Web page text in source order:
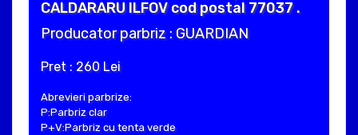
CALDARARU ILFOV cod postal 77037 .
Producator parbriz : GUARDIAN
Pret : 260 Lei
Abrevieri parbrize:
P:Parbriz clar
P+V:Parbriz cu tenta verde